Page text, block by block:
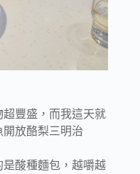
豐盛，而我這天就
放酪梨三明治
酸種麵包，越嚼越